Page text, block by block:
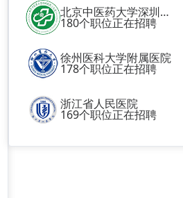
北京中医药大学深圳医院（龙岗区中医院）
180个职位正在招聘
徐州医科大学附属医院
178个职位正在招聘
浙江省人民医院
169个职位正在招聘